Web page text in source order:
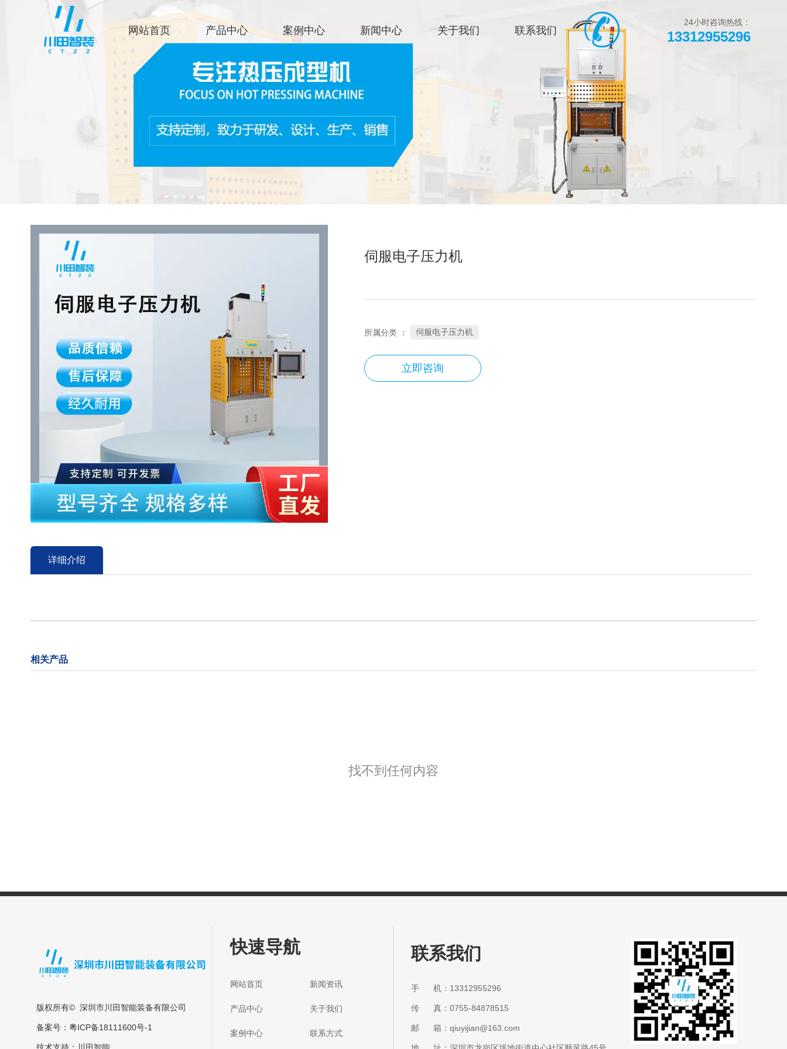
热销产品 新闻在线
联系方式
网站首页 产品中心 案例中心 新闻中心 关于我们 联系我们
24小时咨询热线：
13312955296
伺服电子压力机
所属分类 ： 伺服电子压力机
立即咨询
详细介绍
相关产品
找不到任何内容
版权所有© 深圳市川田智能装备有限公司
备案号： 粤ICP备18111600号-1
快速导航
网站首页 新闻资讯
产品中心 关于我们
案例中心 联系方式
联系我们
手 机：13312955296
传 真：0755-84878515
邮 箱：qiuyijian@163.com